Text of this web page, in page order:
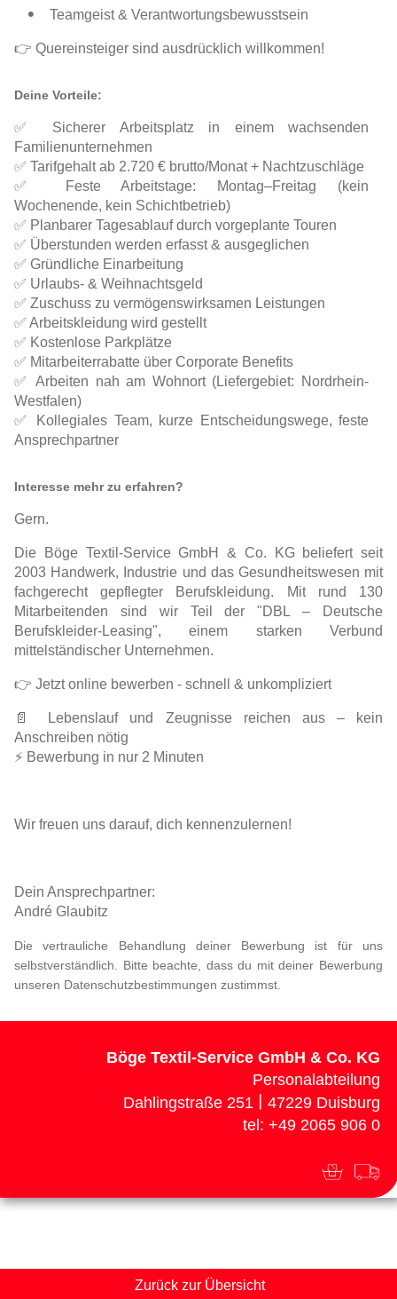
Teamgeist & Verantwortungsbewusstsein
👉 Quereinsteiger sind ausdrücklich willkommen!
Deine Vorteile:
✅ Sicherer Arbeitsplatz in einem wachsenden
Familienunternehmen
✅ Tarifgehalt ab 2.720 € brutto/Monat + Nachtzuschläge
✅ Feste Arbeitstage: Montag–Freitag (kein
Wochenende, kein Schichtbetrieb)
✅ Planbarer Tagesablauf durch vorgeplante Touren
✅ Überstunden werden erfasst & ausgeglichen
✅ Gründliche Einarbeitung
✅ Urlaubs- & Weihnachtsgeld
✅ Zuschuss zu vermögenswirksamen Leistungen
✅ Arbeitskleidung wird gestellt
✅ Kostenlose Parkplätze
✅ Mitarbeiterrabatte über Corporate Benefits
✅ Arbeiten nah am Wohnort (Liefergebiet: Nordrhein-
Westfalen)
✅ Kollegiales Team, kurze Entscheidungswege, feste
Ansprechpartner
Interesse mehr zu erfahren?
Gern.
Die Böge Textil-Service GmbH & Co. KG beliefert seit
2003 Handwerk, Industrie und das Gesundheitswesen mit
fachgerecht gepflegter Berufskleidung. Mit rund 130
Mitarbeitenden sind wir Teil der "DBL – Deutsche
Berufskleider-Leasing", einem starken Verbund
mittelständischer Unternehmen.
👉 Jetzt online bewerben - schnell & unkompliziert
📄 Lebenslauf und Zeugnisse reichen aus – kein
Anschreiben nötig
⚡ Bewerbung in nur 2 Minuten
Wir freuen uns darauf, dich kennenzulernen!
Dein Ansprechpartner:
André Glaubitz
Die vertrauliche Behandlung deiner Bewerbung ist für uns
selbstverständlich. Bitte beachte, dass du mit deiner Bewerbung
unseren Datenschutzbestimmungen zustimmst.
Böge Textil-Service GmbH & Co. KG
Personalabteilung
Dahlingstraße 251
47229 Duisburg
tel: +49 2065 906 0
Zurück zur Übersicht